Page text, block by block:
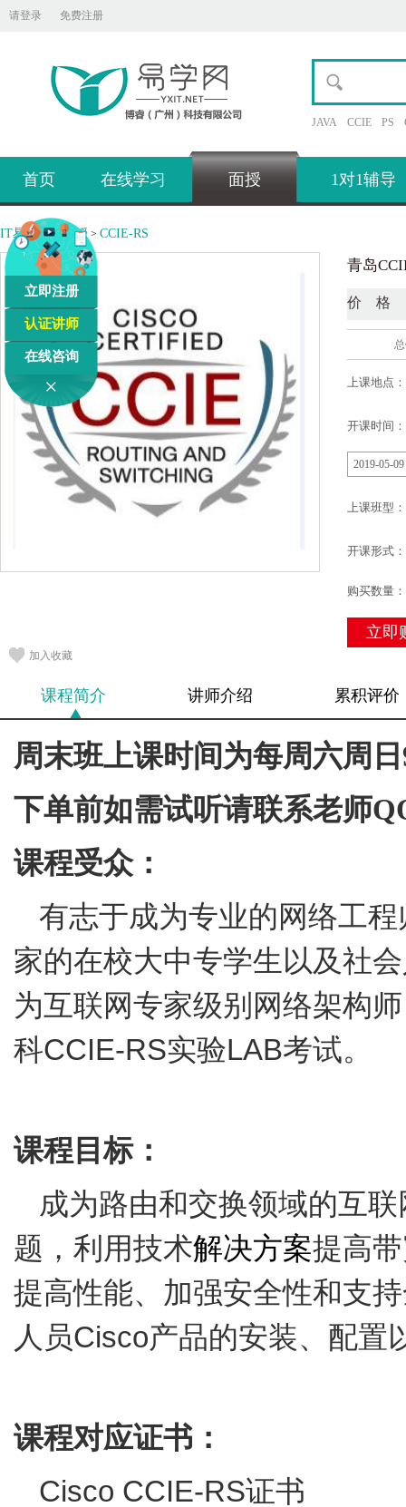
请登录 免费注册
JAVA CCIE PS
首页 在线学习 面授 1对1辅导
IT易学网>面授 > CCIE-RS
青岛
价 格
上课地点：
开课时间：
2019-05-09
上课班型：
开课形式：
购买数量：
立即
加入收藏
课程简介 讲师介绍 累积评价
周末班上课时间为每周六周
下单前如需试听请联系老师
课程受众：
有志于成为专业的网络工
家的在校大中专学生以及社
为互联网专家级别网络架构
科CCIE-RS实验LAB考试。
课程目标：
成为路由和交换领域的互
题，利用技术解决方案提高
提高性能、加强安全性和支
人员Cisco产品的安装、配置
课程对应证书：
Cisco CCIE-RS证书
立即注册
认证讲师
在线咨询
×